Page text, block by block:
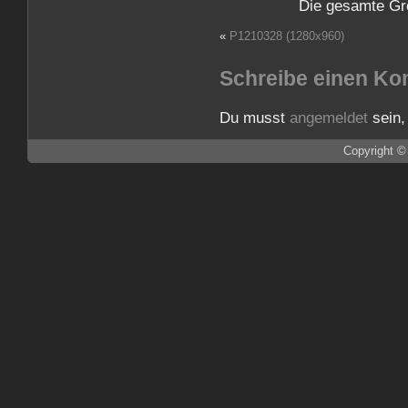
Die gesamte
« P1210328 (1280x960)
Schreibe einen
Du musst angemeldet
Copyright ©